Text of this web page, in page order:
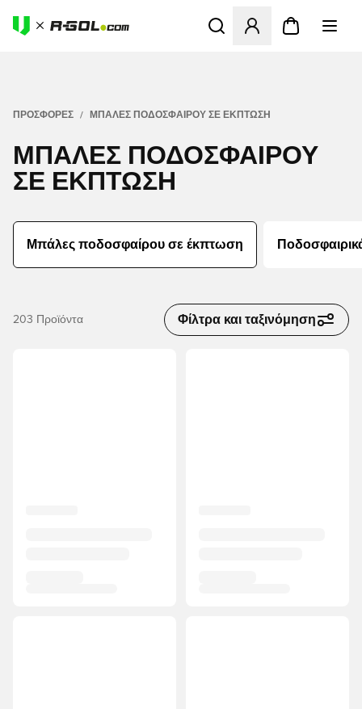
Ανοίγει ένα Modal για να
ΠΡΟΣΦΟΡΕΣ ΜΠΆΛΕΣ ΠΟΔΟΣΦΑΊΡΟΥ ΣΕ ΈΚΠΤΩΣΗ
ΜΠΆΛΕΣ ΠΟΔΟΣΦΑΊΡΟΥ
ΣΕ ΈΚΠΤΩΣΗ
Μπάλες ποδοσφαίρου σε έκπτωση
203 Προϊόντα Φίλτρα και ταξινόμηση